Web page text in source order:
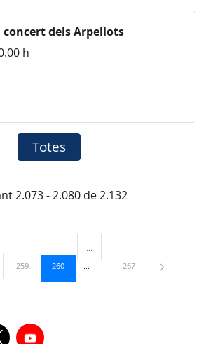
dels Arpellots
h
Totes
2.073 - 2.080 de 2.132
intermèdies Utilitzeu TAB per navegar.
Pàgina
259 Pàgina
260
Pàgines intermèdies Utilitzeu
Pàgina
267